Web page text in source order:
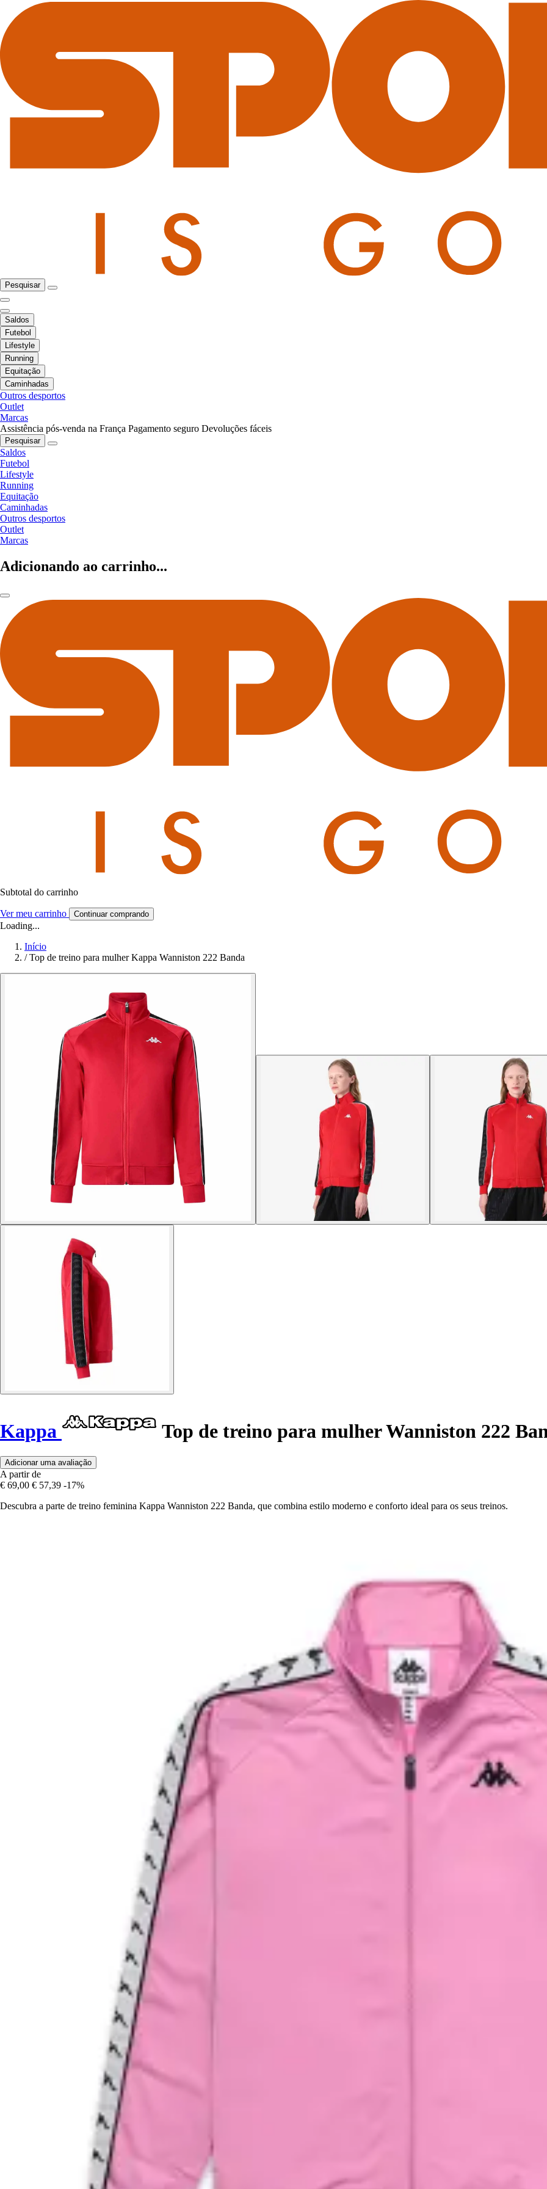
Pesquisar
Saldos
Futebol
Lifestyle
Running
Equitação
Caminhadas
Outros desportos
Outlet
Marcas
Assistência pós-venda na França Pagamento seguro Devoluções fáceis
Pesquisar
Saldos
Futebol
Lifestyle
Running
Equitação
Caminhadas
Outros desportos
Outlet
Marcas
Adicionando ao carrinho...
Subtotal do carrinho
Ver meu carrinho Continuar comprando
Loading...
Início
/ Top de treino para mulher Kappa Wanniston 222 Banda
Kappa Top de treino para mulher Wanniston 222
Adicionar uma avaliação
A partir de
€ 69,00 € 57,39 -17%
Descubra a parte de treino feminina Kappa Wanniston 222 Banda, que combina estilo moderno e conforto ideal para os seus treinos.